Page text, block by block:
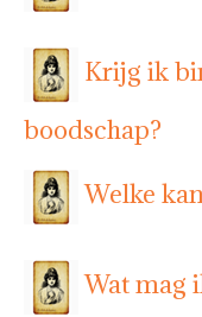
Krijg ik
boodschap?
Welke
Wat mag